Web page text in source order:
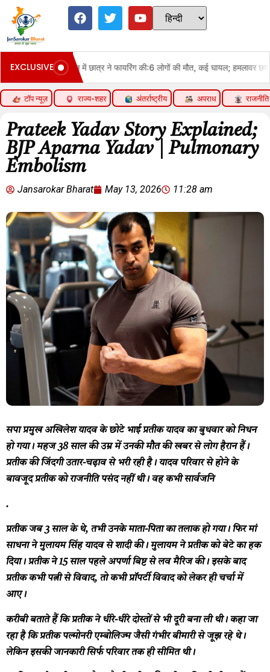
EXCLUSIVE
कई घायल; हमलावर छात्र भी अस्पताल में भर्ती स्क्रीनिंग में कुत्ते ने
टॉप न्यूज़ राज्य-शहर अंतर्राष्ट्रीय अपराध राजनीति
Prateek Yadav Story Explained;
BJP Aparna Yadav | Pulmonary
Embolism
Jansarokar Bharat May 13, 2026 11:28 am
सपा प्रमुख अखिलेश यादव के छोटे भाई प्रतीक यादव का बुधवार को निधन
हो गया। महज 38 साल की उम्र में उनकी मौत की खबर से लोग हैरान हैं।
प्रतीक की जिंदगी उतार-चढ़ाव से भरी रही है। यादव परिवार से होने के
बावजूद प्रतीक को राजनीति पसंद नहीं थी। वह कभी सार्वजनि
.
प्रतीक जब 3 साल के थे, तभी उनके माता-पिता का तलाक हो गया। फिर मां
साधना ने मुलायम सिंह यादव से शादी की। मुलायम ने प्रतीक को बेटे का हक
दिया। प्रतीक ने 15 साल पहले अपर्णा बिष्ट से लव मैरिज की। इसके बाद
प्रतीक कभी पत्नी से विवाद, तो कभी प्रॉपर्टी विवाद को लेकर ही चर्चा में
आए।
करीबी बताते हैं कि प्रतीक ने धीरे-धीरे दोस्तों से भी दूरी बना ली थी। कहा जा
रहा है कि प्रतीक पल्मोनरी एम्बोलिज्म जैसी गंभीर बीमारी से जूझ रहे थे।
लेकिन इसकी जानकारी सिर्फ परिवार तक ही सीमित थी।